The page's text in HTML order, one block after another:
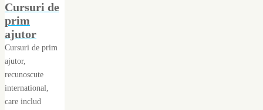
Cursuri de
prim
ajutor
Cursuri de prim
ajutor,
recunoscute
international,
care includ